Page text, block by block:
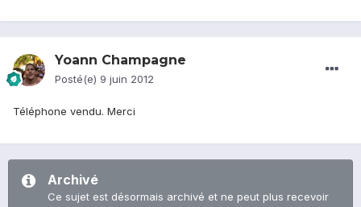
Yoann Champagne
Posté(e) 9 juin 2012
Téléphone vendu. Merci
Archivé
Ce sujet est désormais archivé et ne peut plus recevoir